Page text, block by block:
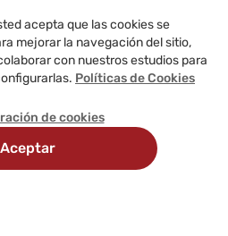
acepta que las cookies se
mejorar la navegación del sitio,
con nuestros estudios para
Políticas de Cookies
de cookies
Aceptar